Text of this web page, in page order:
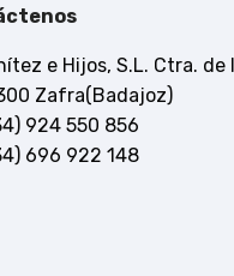
e Hijos, S.L. Ctra. de
Zafra(Badajoz)
924 550 856
696 922 148